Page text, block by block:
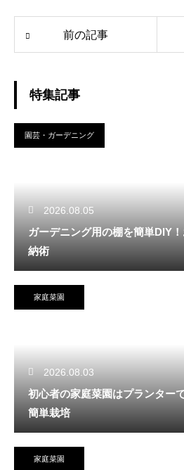
前の記事
特集記事
園芸・ガーデニング
2026.08.05
ガーデニング用の棚を簡単DIY
納術
家庭菜園
2026.08.03
初心者の家庭菜園はプランター
簡単栽培
家庭菜園